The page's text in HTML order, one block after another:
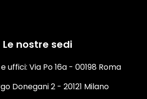
Le nostre sedi
uffici: Via Po 16a - 00198 Roma
Donegani 2 - 20121 Milano